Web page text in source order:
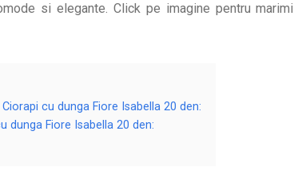
si elegante. Click pe imagine pentru marimi
cu dunga Fiore Isabella 20 den:
dunga Fiore Isabella 20 den: